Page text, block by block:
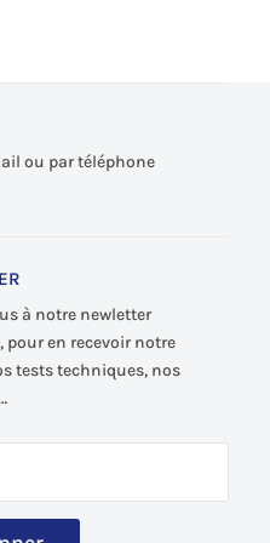
ou par téléphone
à notre newletter
en recevoir notre
tests techniques, nos